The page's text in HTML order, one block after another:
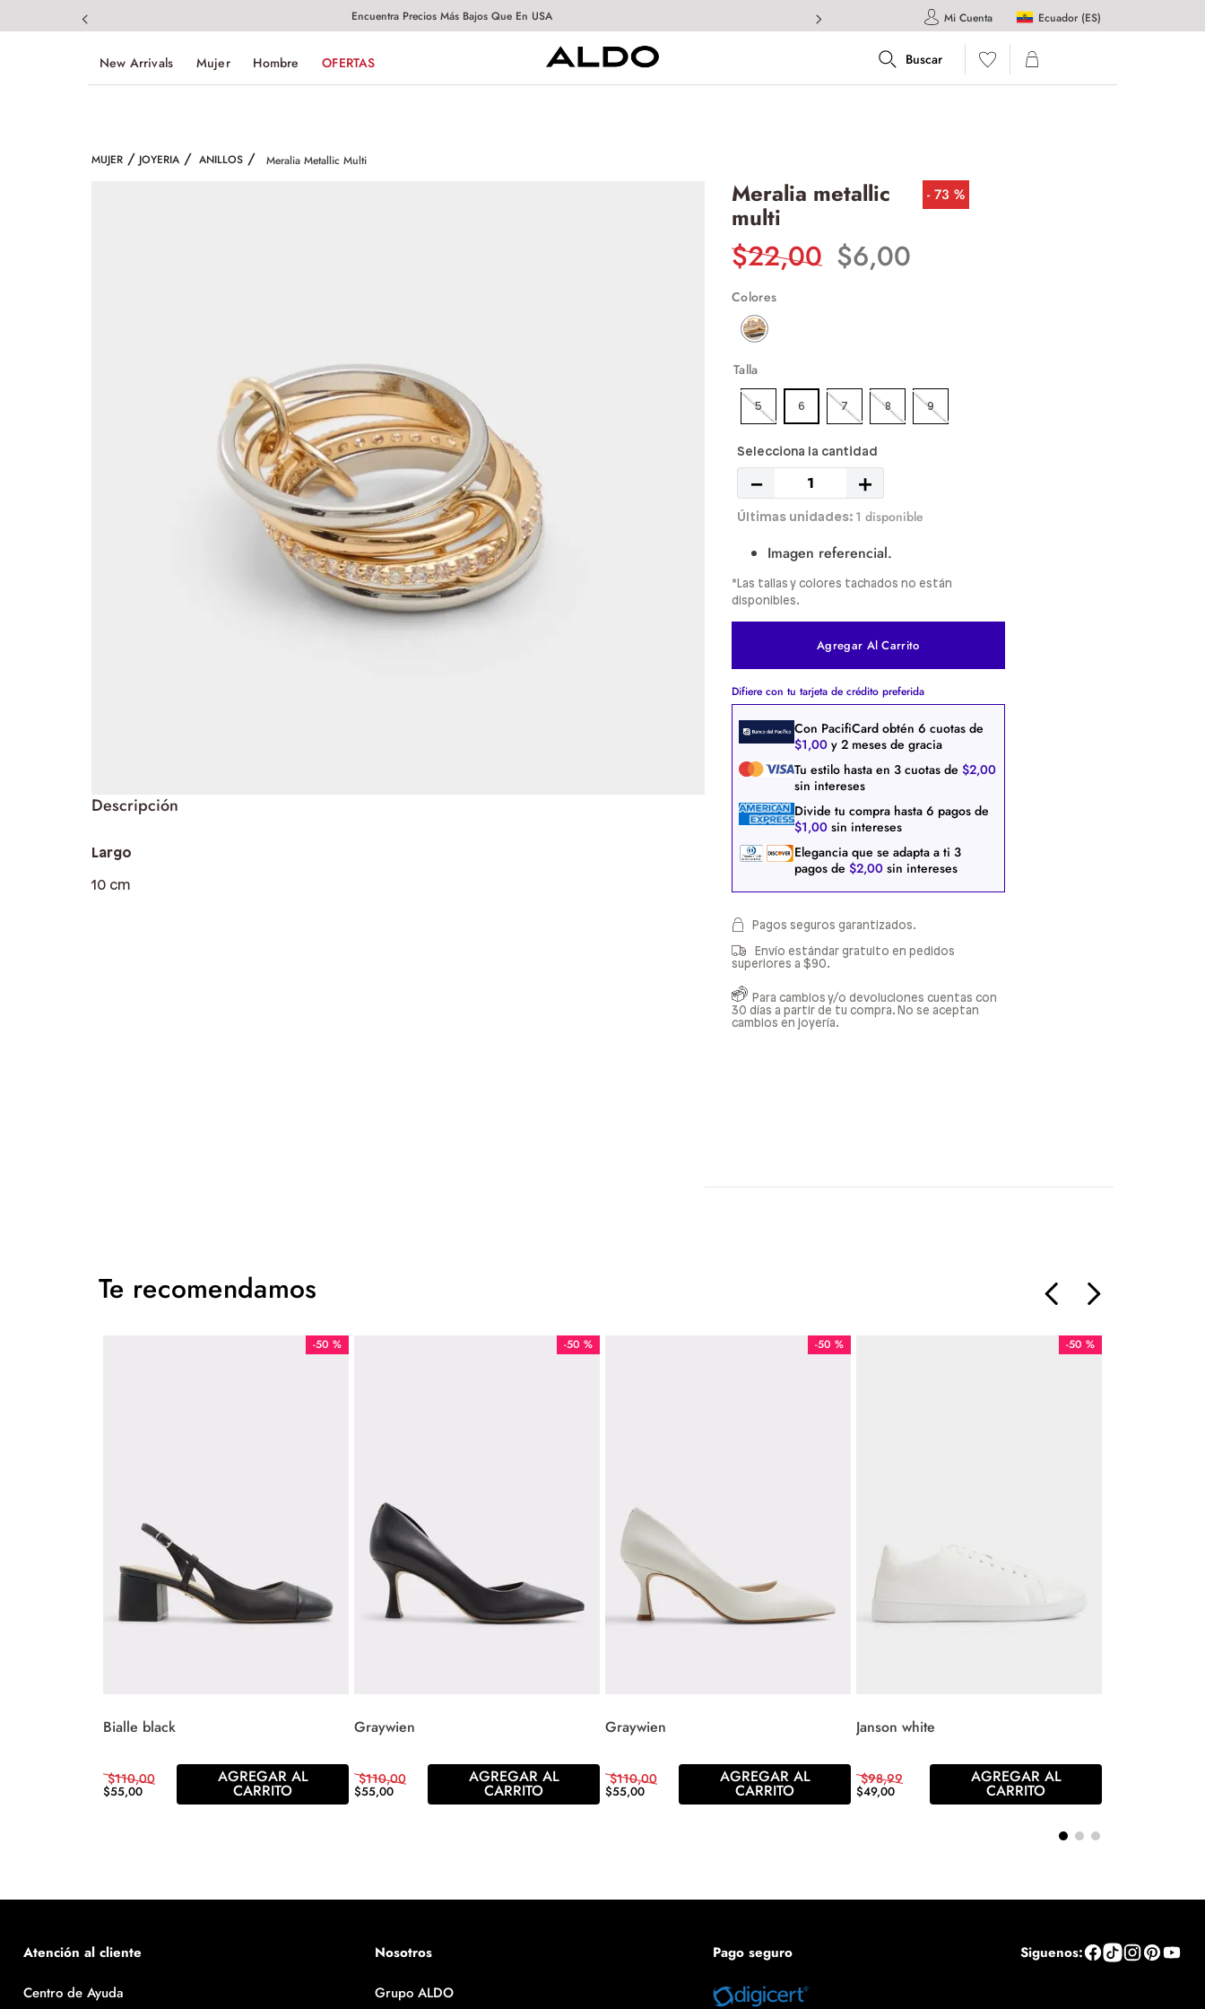
Encuentra Precios Más Bajos Que En USA Mi Cuenta Ecuador (ES)
New Arrivals Mujer Hombre OFERTAS
MUJER JOYERIA ANILLOS Meralia Metallic Multi
Largo
10 cm
Meralia metallic
multi
73 %
$22,00 $6,00
Colores
Talla
5 6 7 8 9
＋
－
1 disponible
Imagen referencial.
*Las tallas y colores tachados no están
disponibles.
Agregar Al Carrito
Difiere con tu tarjeta de crédito preferida
Con PacifiCard obtén 6 cuotas de
$1,00 y 2 meses de gracia
Tu estilo hasta en 3 cuotas de $2,00
sin intereses
Divide tu compra hasta 6 pagos de
$1,00 sin intereses
Elegancia que se adapta a ti 3
pagos de $2,00 sin intereses
Pagos seguros garantizados.
Envío estándar gratuito en pedidos
superiores a $90.
Para cambios y/o devoluciones cuentas con
30 días a partir de tu compra. No se aceptan
cambios en joyería.
Te recomendamos
-50 %
Bialle black
$110,00
$55,00
AGREGAR AL
CARRITO
-50 %
Graywien
$110,00
$55,00
AGREGAR AL
CARRITO
-50 %
Graywien
$110,00
$55,00
AGREGAR AL
CARRITO
-50 %
Janson white
$98,99
$49,00
AGREGAR AL
CARRITO
Atención al cliente
Centro de Ayuda
Nosotros
Grupo ALDO
Pago seguro Siguenos: